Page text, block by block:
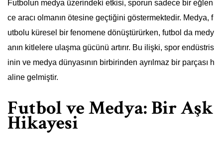
Futbolun medya üzerindeki etkisi, sporun sadece bir eğlen
ce aracı olmanın ötesine geçtiğini göstermektedir. Medya, f
utbolu küresel bir fenomene dönüştürürken, futbol da medy
anın kitlelere ulaşma gücünü artırır. Bu ilişki, spor endüstris
inin ve medya dünyasının birbirinden ayrılmaz bir parçası h
aline gelmiştir.
Futbol ve Medya: Bir Aşk
Hikayesi